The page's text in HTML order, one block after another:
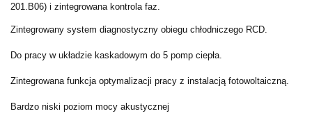
201.B06) i zintegrowana kontrola faz.
Zintegrowany system diagnostyczny obiegu chłodniczego RCD.
Do pracy w układzie kaskadowym do 5 pomp ciepła.
Zintegrowana funkcja optymalizacji pracy z instalacją fotowoltaiczną.
Bardzo niski poziom mocy akustycznej